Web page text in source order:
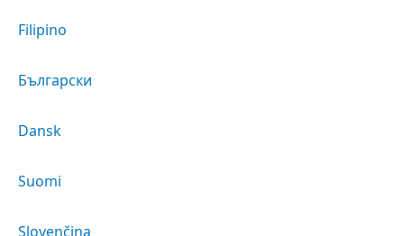
Filipino
Български
Dansk
Suomi
Slovenčina